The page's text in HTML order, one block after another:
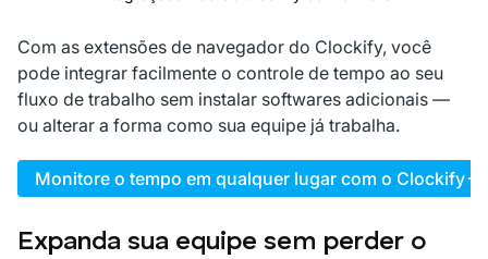
Com as extensões de navegador do Clockify, você
pode integrar facilmente o controle de tempo ao seu
fluxo de trabalho sem instalar softwares adicionais —
ou alterar a forma como sua equipe já trabalha.
Monitore o tempo em qualquer lugar com o Clockify
Expanda sua equipe sem perder o